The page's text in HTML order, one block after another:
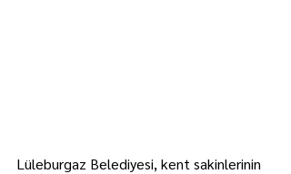
Lüleburgaz Belediyesi, kent sakinlerinin